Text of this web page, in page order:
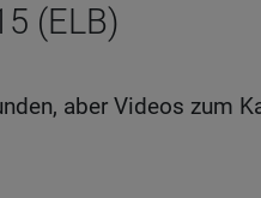
(ELB)
aber Videos zum